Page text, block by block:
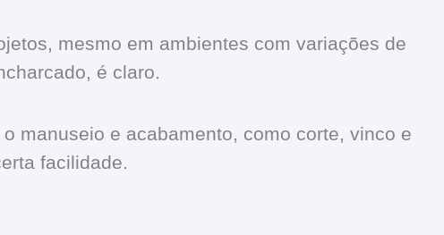
mesmo em ambientes com variações de
é claro.
manuseio e acabamento, como corte, vinco e
facilidade.